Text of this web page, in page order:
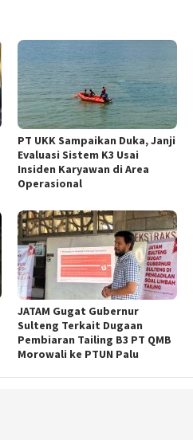
PT UKK Sampaikan Duka, Janji
Evaluasi Sistem K3 Usai
Insiden Karyawan di Area
Operasional
JATAM Gugat Gubernur
Sulteng Terkait Dugaan
Pembiaran Tailing B3 PT QMB
Morowali ke PTUN Palu